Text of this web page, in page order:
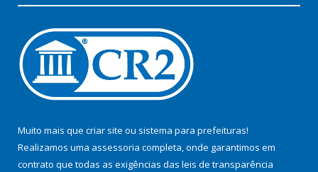
Muito mais que criar site ou sistema para prefeituras!
Realizamos uma assessoria completa, onde garantimos em
contrato que todas as exigências das leis de transparência